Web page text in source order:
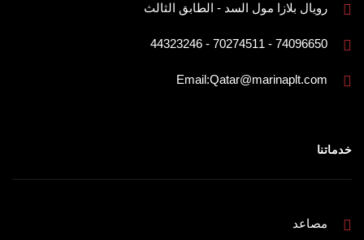
رويال بلازا مول السد - الطابق الثالث
74096650 - 70274511 - 44323246
Email:Qatar@marinaplt.com
خدماتنا
مصاعد